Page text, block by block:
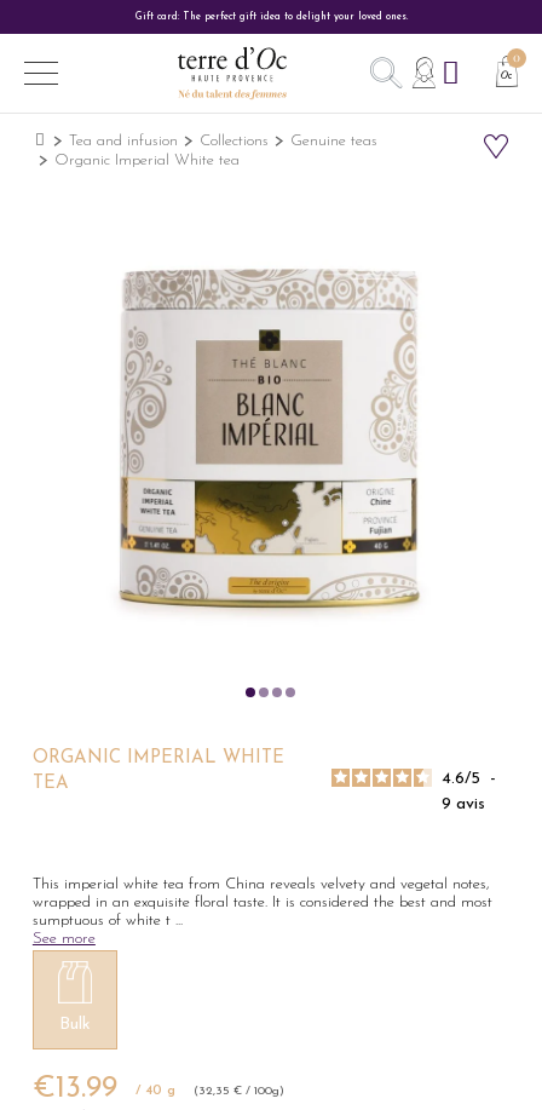
Gift card: The perfect gift idea to delight your loved ones.
Tea and infusion Collections
Genuine teas
Organic Imperial White tea
ORGANIC IMPERIAL WHITE
TEA
4.6/5
-
9avis
This imperial white tea from China reveals velvety and vegetal notes,
wrapped in an exquisite floral taste. It is considered the best and most
sumptuous of white t ...
See more
Bulk
€13.99 / 40 g (32,35 € / 100g)